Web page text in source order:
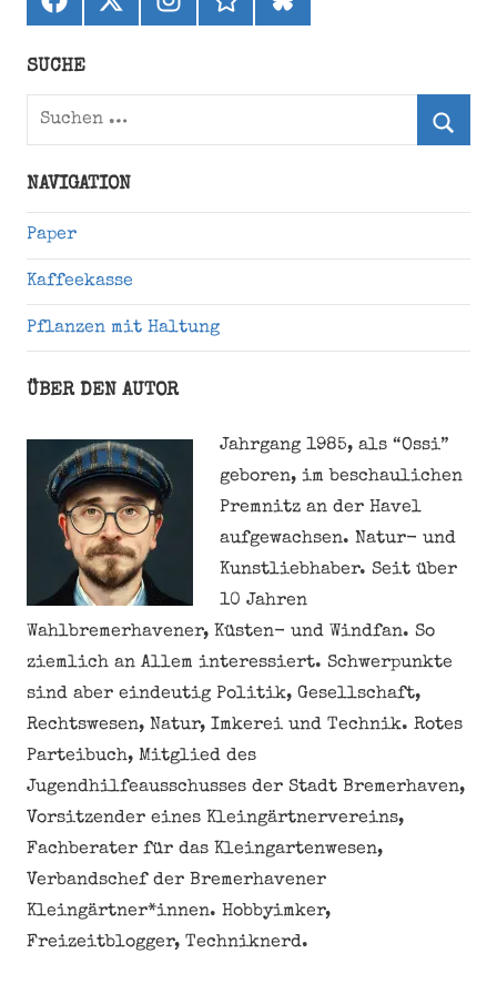
(ehemals
SUCHE
Suchen
NAVIGATION
Paper
Kaffeekasse
Pflanzen mit Haltung
ÜBER DEN AUTOR
Jahrgang 1985, als “Ossi”
geboren, im beschaulichen
Premnitz an der Havel
aufgewachsen. Natur- und
Kunstliebhaber. Seit über
10 Jahren
Wahlbremerhavener, Küsten- und Windfan. So
ziemlich an Allem interessiert. Schwerpunkte
sind aber eindeutig Politik, Gesellschaft,
Rechtswesen, Natur, Imkerei und Technik. Rotes
Parteibuch, Mitglied des
Jugendhilfeausschusses der Stadt Bremerhaven,
Vorsitzender eines Kleingärtnervereins,
Fachberater für das Kleingartenwesen,
Verbandschef der Bremerhavener
Kleingärtner*innen. Hobbyimker,
Freizeitblogger, Techniknerd.